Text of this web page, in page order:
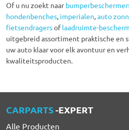
Of u nu zoekt naar
hondenbenches, imperialen,auto
fietsendragersoflaadruimte-
uitgebreid assortiment praktische en
uw auto klaar voor elk avontuur en
kwaliteitsproducten.
CARPARTS-EXPERT
Alle Producten